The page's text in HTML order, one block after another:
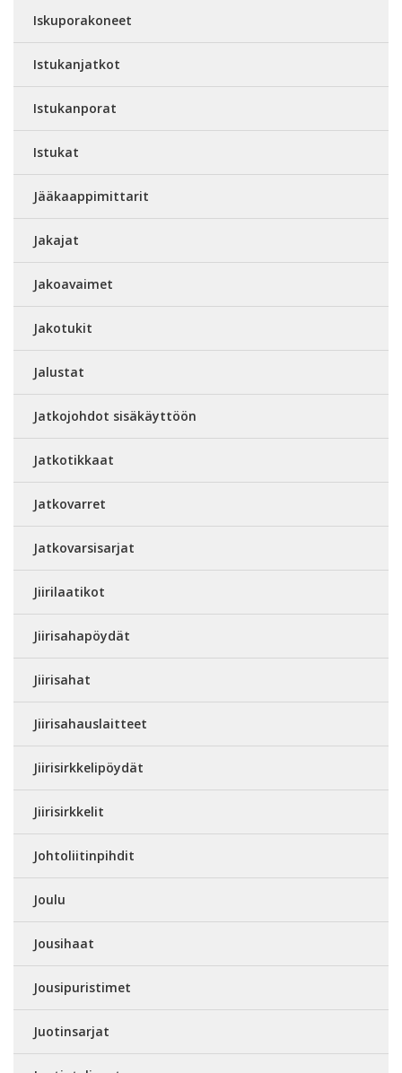
Iskuporakoneet
Istukanjatkot
Istukanporat
Istukat
Jääkaappimittarit
Jakajat
Jakoavaimet
Jakotukit
Jalustat
Jatkojohdot sisäkäyttöön
Jatkotikkaat
Jatkovarret
Jatkovarsisarjat
Jiirilaatikot
Jiirisahapöydät
Jiirisahat
Jiirisahauslaitteet
Jiirisirkkelipöydät
Jiirisirkkelit
Johtoliitinpihdit
Joulu
Jousihaat
Jousipuristimet
Juotinsarjat